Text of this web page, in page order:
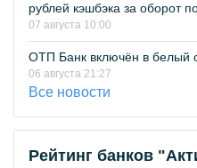
рублей кэшбэка за оборот
07 августа 10:00
ОТП Банк включён в белый
06 августа 21:27
Все новости
Рейтинг банков